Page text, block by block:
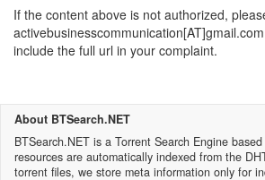
If the content above is not authorized,
include the full url in your complaint.
About BTSearch.NET
BTSearch.NET is a Torrent Search Engine
resources are automatically indexed from the
torrent files, we store meta information only for